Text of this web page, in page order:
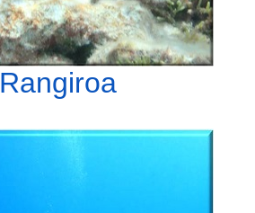
Rangiroa